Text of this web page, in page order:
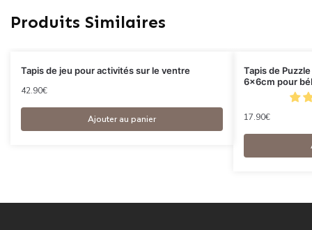
Produits Similaires
Tapis de jeu pour activités sur le ventre
42.90€
Ajouter au panier
Tapis de
6x6cm pour
17.90€